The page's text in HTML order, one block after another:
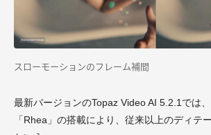
スローモーションのフレーム補間
最新バージョンのTopaz Video AI 5.2.1では
「Rhea」の搭載により、従来以上のディテ